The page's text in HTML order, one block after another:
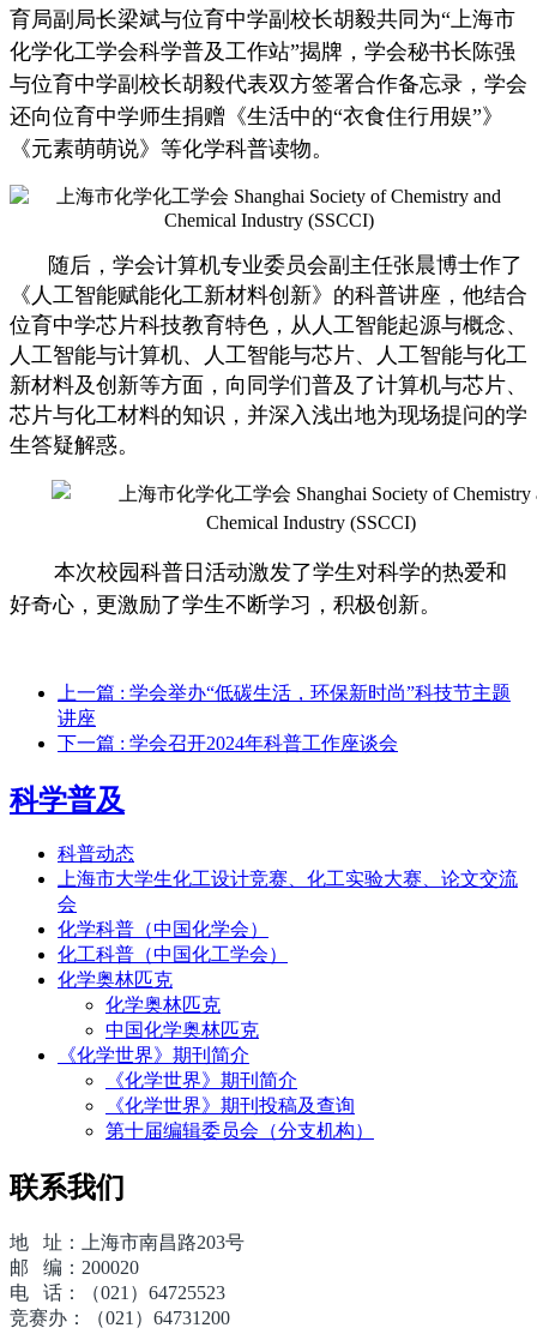
育局副局长梁斌与位育中学副校长胡毅共同为“上海市
化学化工学会科学普及工作站”揭牌，学会秘书长陈强
与位育中学副校长胡毅代表双方签署合作备忘录，学会
还向位育中学师生捐赠《生活中的“衣食住行用娱”》
《元素萌萌说》等化学科普读物。
随后，学会计算机专业委员会副主任张晨博士作了
《人工智能赋能化工新材料创新》的科普讲座，他结合
位育中学芯片科技教育特色，从人工智能起源与概念、
人工智能与计算机、人工智能与芯片、人工智能与化工
新材料及创新等方面，向同学们普及了计算机与芯片、
芯片与化工材料的知识，并深入浅出地为现场提问的学
生答疑解惑。
本次校园科普日活动激发了学生对科学的热爱和
好奇心，更激励了学生不断学习，积极创新。
上一篇 : 学会举办“低碳生活，环保新时尚”科技节主题
讲座
下一篇 : 学会召开2024年科普工作座谈会
科学普及
科普动态
上海市大学生化工设计竞赛、化工实验大赛、论文交流
会
化学科普（中国化学会）
化工科普（中国化工学会）
化学奥林匹克
化学奥林匹克
中国化学奥林匹克
《化学世界》期刊简介
《化学世界》期刊简介
《化学世界》期刊投稿及查询
第十届编辑委员会（分支机构）
联系我们
地 址：上海市南昌路203号
邮 编：200020
电 话：（021）64725523
竞赛办：（021）64731200